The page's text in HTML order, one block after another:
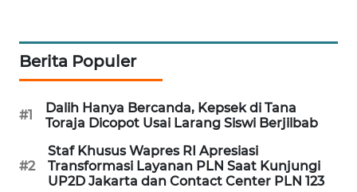
Berita Populer
#1
Dalih Hanya Bercanda, Kepsek di Tana
Toraja Dicopot Usai Larang Siswi Berjilbab
#2
Staf Khusus Wapres RI Apresiasi
Transformasi Layanan PLN Saat Kunjungi
UP2D Jakarta dan Contact Center PLN 123
NEWS
METRO
SIANTAR
NEWS
METRO